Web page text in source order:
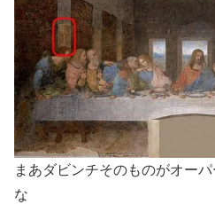
まあダビンチそのものがオー
な